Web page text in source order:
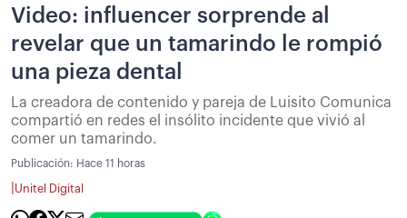
Video: influencer sorprende al
revelar que un tamarindo le rompió
una pieza dental
La creadora de contenido y pareja de Luisito Comunica
compartió en redes el insólito incidente que vivió al
comer un tamarindo.
Publicación: Hace 11 horas
Unitel Digital